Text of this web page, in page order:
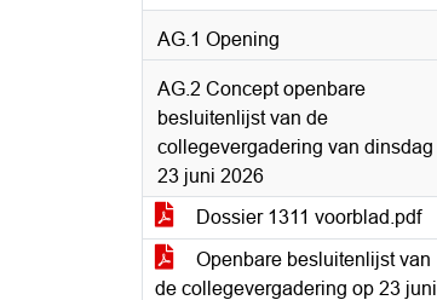
AG.1 Opening
AG.2 Concept openbare
besluitenlijst van de
collegevergadering van dinsdag
23 juni 2026
Dossier 1311 voorblad.pdf
Openbare besluitenlijst van
de collegevergadering op 23 juni